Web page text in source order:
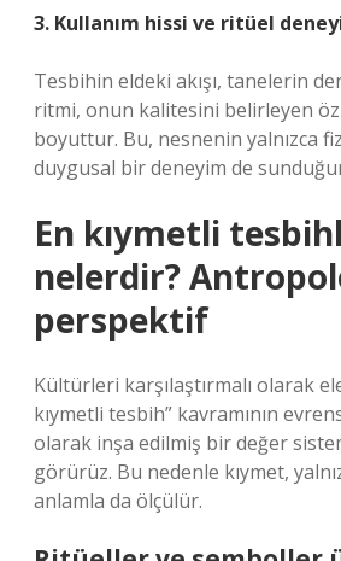
3. Kullanım hissi ve ritüel
Tesbihin eldeki akışı, tanelerin
ritmi, onun kalitesini belirleyen
boyuttur. Bu, nesnenin yalnızca
duygusal bir deneyim de
En kıymetli
nelerdir?
perspektif
Kültürleri karşılaştırmalı olarak ele
kıymetli tesbih” kavramının
olarak inşa edilmiş bir değer
görürüz. Bu nedenle kıymet,
anlamla da ölçülür.